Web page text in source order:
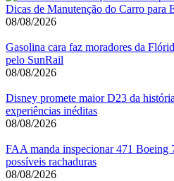
Dicas de Manutenção do Carro para
08/08/2026
Gasolina cara faz moradores da
pelo SunRail
08/08/2026
Disney promete maior D23 da
experiências inéditas
08/08/2026
FAA manda inspecionar 471
possíveis rachaduras
08/08/2026